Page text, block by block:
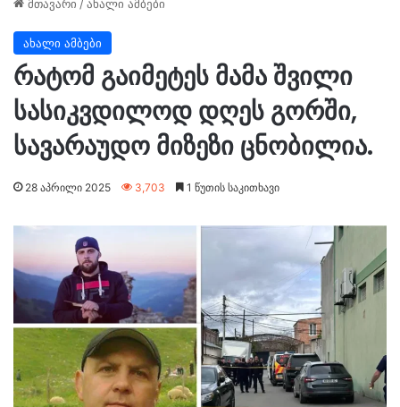
მთავარი /ახალი ამბები
ახალი ამბები
რატომ გაიმეტეს მამა შვილი
სასიკვდილოდ დღეს გორში,
სავარაუდო მიზეზი ცნობილია.
28 აპრილი 2025 3,703 1 წუთის საკითხავი